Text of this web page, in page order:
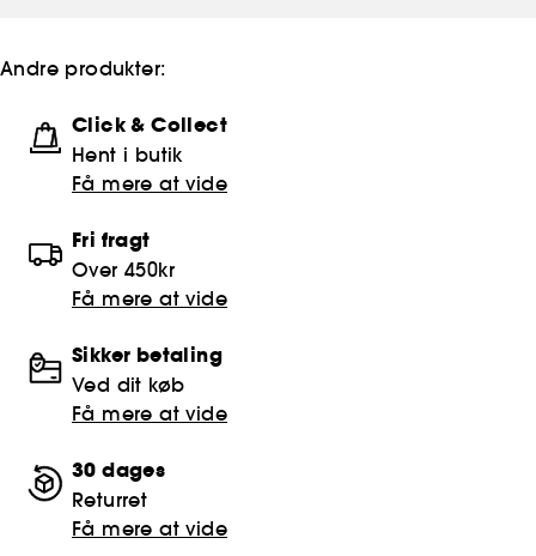
Andre produkter:
Click & Collect
Hent i butik
Få mere at vide
Fri fragt
Over 450kr
Få mere at vide
Sikker betaling
Ved dit køb
Få mere at vide
30 dages
Returret
Få mere at vide